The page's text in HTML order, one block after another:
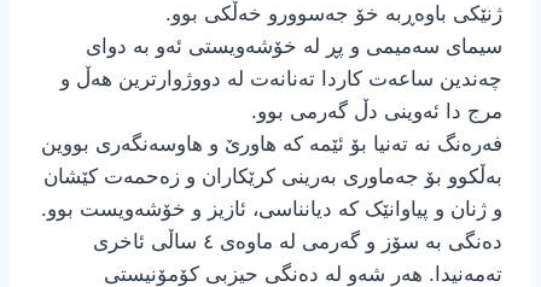
ژنێکی باوەڕبە خۆ جەسوورو خەڵکی بوو.
سیمای سەمیمی و پڕ لە خۆشەویستی ئەو بە دوای
چەندین ساعەت کاردا تەنانەت لە دووژوارترین هەڵ و
مرج دا ئەوینی دڵ گەرمی بوو.
فەرەنگ نە تەنیا بۆ ئێمە کە هاورێ و هاوسەنگەری بووین
بەڵکوو بۆ جەماوری بەرینی کرێکاران و زەحمەت کێشان
و ژنان و پیاوانێک که دیانناسی، ئازیز و خۆشەویست بوو.
دەنگی به سۆز و گەرمی له ماوەی ٤ ساڵی ئاخری
تەمەنیدا. هەر شەو لە دەنگی حیزبی کۆمۆنیستی